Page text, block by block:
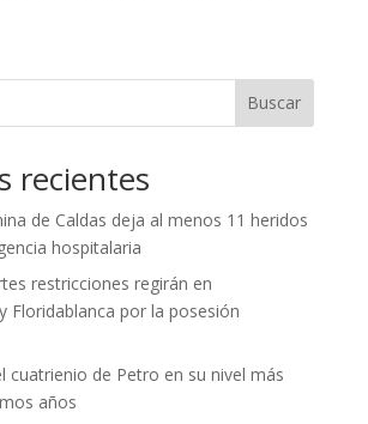
Buscar
recientes
de Caldas deja al menos 11 heridos
hospitalaria
restricciones regirán en
Floridablanca por la posesión
cuatrienio de Petro en su nivel más
años